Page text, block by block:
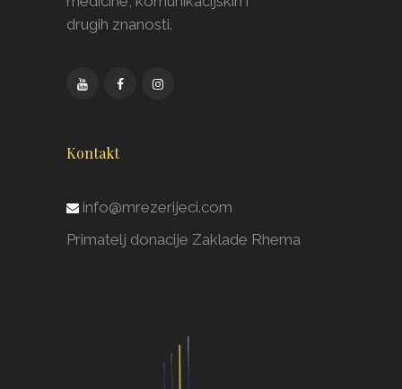
drugih znanosti.
Kontakt
info@mrezerijeci.com
Primatelj donacije Zaklade Rhema